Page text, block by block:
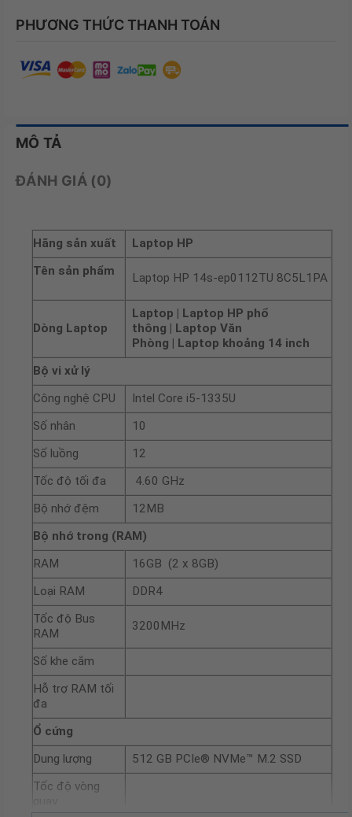
PHƯƠNG THỨC THANH TOÁN
MÔ TẢ
ĐÁNH GIÁ (0)
Hãng sản xuất
Laptop HP
Tên sản phẩm
Laptop HP 14s-ep0112TU 8C5L1PA
Dòng Laptop
Laptop | Laptop HP phổ
thông | Laptop Văn
Phòng | Laptop khoảng 14 inch
Bộ vi xử lý
Công nghệ CPU
Intel Core i5-1335U
Số nhân
10
Số luồng
12
Tốc độ tối đa
4.60 GHz
Bộ nhớ đệm
12MB
Bộ nhớ trong (RAM)
RAM
16GB (2 x 8GB)
Loại RAM
DDR4
Tốc độ Bus
RAM
3200MHz
Số khe cắm
Hỗ trợ RAM tối
đa
Ổ cứng
Dung lượng
512 GB PCIe® NVMe™ M.2 SSD
Tốc độ vòng